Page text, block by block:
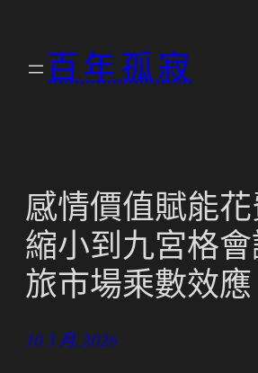
百年孤寂
感情價值賦能
縮小到九宮格
旅市場乘數效應
10 3 月, 2026